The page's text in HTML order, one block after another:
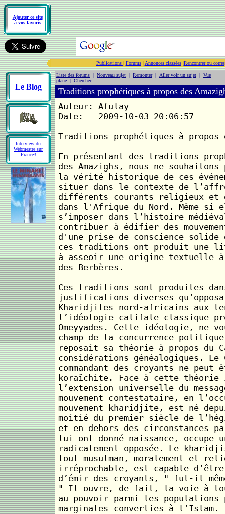
Ajouter ce site
à vos favoris
Publications | Forums| Annonces classées|Rencontrer ou
Le Blog
Interview du
Webmestre sur
France3
Liste des forums | Nouveau sujet | Remonter| Aller voir un sujet | Vue
plane | Chercher
Traditions prophétiques à propos des
Auteur: Afulay
Date: 2009-10-03 20:06:57
Traditions prophétiques à propos
En présentant des traditions
des Amazighs, nous ne
la vérité historique de ces
situer dans le contexte de
différents courants religieux et
dans l'Afrique du Nord. Même si
s’imposer dans l’histoire
contribuer à édifier des
d'une prise de conscience
ces traditions ont produit une
à asseoir une origine textuelle
des Berbères.
Ces traditions sont produites
justifications diverses
Kharidjites nord-africains aux
l’idéologie califale classique
Omeyyades. Cette idéologie, ne
champ de la concurrence
reposait sa théorie à propos du
considérations généalogiques.
commandant des croyants ne peut
koraïchite. Face à cette théorie
l’extension universelle du
mouvement contestataire, en
mouvement kharidjite, est né
moitié du premier siècle de
et en dehors des circonstances
lui ont donné naissance, occupe
radicalement opposée. Le
tout musulman, moralement et
irréprochable, est capable
d’émir des croyants, " fut-il
" Il ouvre, de fait, la voie à
au pouvoir parmi les populations
marginales converties à l’Islam.